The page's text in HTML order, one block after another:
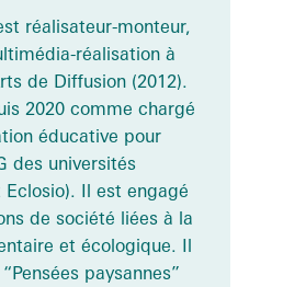
réalisateur-monteur,
réalisation à
de Diffusion (2012).
2020 comme chargé
éducative pour
des universités
Eclosio). Il est engagé
de société liées à la
et écologique. Il
paysannes”